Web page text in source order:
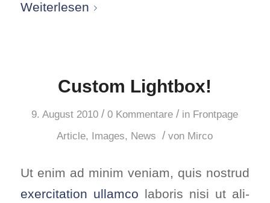
Wei­ter­le­sen
Cus­tom Light­box!
9. August 2010 / 0 Kommentare / in Frontpage
Article, Images, News / von Mirco
Ut enim ad minim veniam, quis nostrud
exer­ci­ta­ti­on ullam­co labo­ris nisi ut ali­